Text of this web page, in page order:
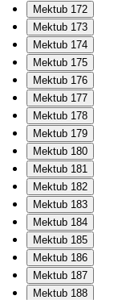
Mektub 172
Mektub 173
Mektub 174
Mektub 175
Mektub 176
Mektub 177
Mektub 178
Mektub 179
Mektub 180
Mektub 181
Mektub 182
Mektub 183
Mektub 184
Mektub 185
Mektub 186
Mektub 187
Mektub 188